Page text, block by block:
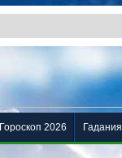
Гороскоп 2026 Гадания